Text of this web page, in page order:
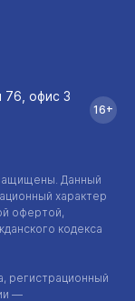
Данный
характер
офертой,
кодекса
регистрационный
—
76, офис 3
16+